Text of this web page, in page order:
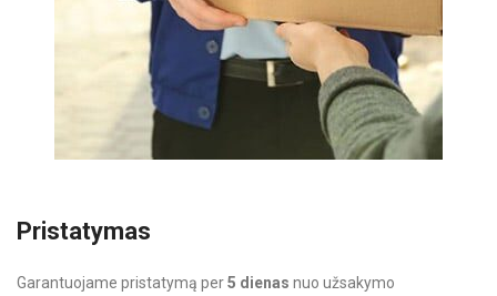
Pristatymas
Garantuojame pristatymą per5 dienas nuo užsakymo